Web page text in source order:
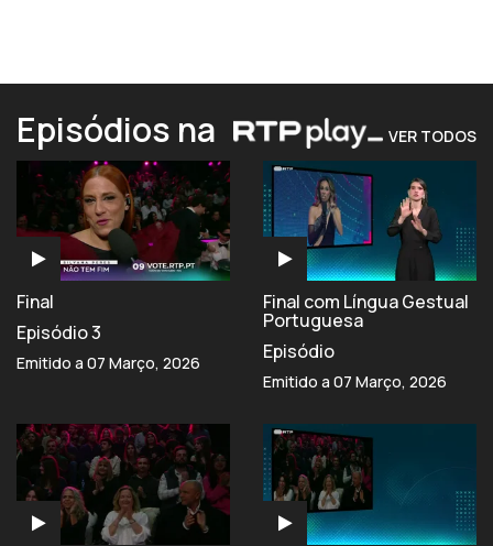
Episódios na VER TODOS
Final
Episódio 3
Emitido a 07 Março, 2026
Final com Língua Gestual
Portuguesa
Episódio
Emitido a 07 Março, 2026